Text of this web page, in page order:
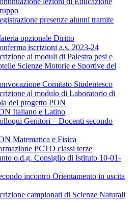
presenze alunni tramite
opzionale Diritto
iscrizioni a.s. 2023-24
ai moduli di Palestra pesi e
Scienze Motorie e Sportive del
Comitato Studentesco
al modulo di Laboratorio di
del progetto PON
Italiano e Latino
Genitori – Docenti secondo
Matematica e Fisica
PCTO classi terze
o.d.g. Consiglio di Istituto 10-01-
incontro Orientamento in uscita
campionati di Scienze Naturali